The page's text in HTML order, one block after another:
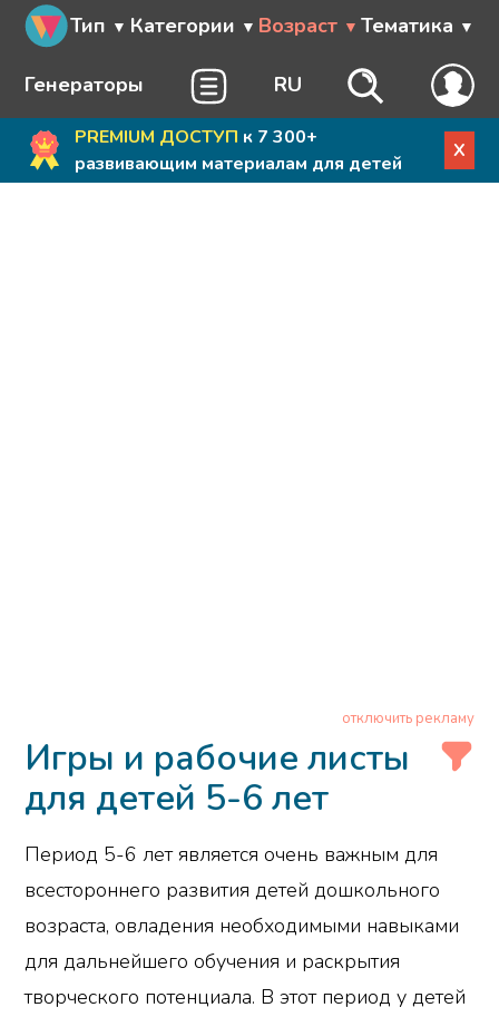
Тип Категории Возраст Тематика
Генераторы RU
PREMIUM ДОСТУП к 7 300+
развивающим материалам для детей
X
отключить рекламу
Игры и рабочие листы
для детей 5-6 лет
Период 5-6 лет является очень важным для
всестороннего развития детей дошкольного
возраста, овладения необходимыми навыками
для дальнейшего обучения и раскрытия
творческого потенциала. В этот период у детей